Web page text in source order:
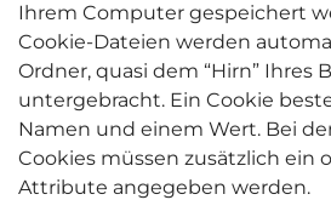
Ihrem Computer gespeichert
Cookie-Dateien werden
Ordner, quasi dem “Hirn” Ihres
untergebracht. Ein Cookie
Namen und einem Wert. Bei
Cookies müssen zusätzlich ein
Attribute angegeben werden.